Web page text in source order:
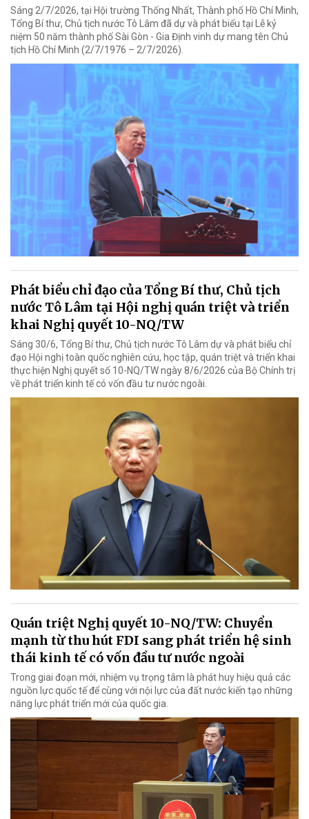
Sáng 2/7/2026, tại Hội trường Thống Nhất, Thành phố Hồ Chí Minh,
Tổng Bí thư, Chủ tịch nước Tô Lâm đã dự và phát biểu tại Lễ kỷ
niệm 50 năm thành phố Sài Gòn - Gia Định vinh dự mang tên Chủ
tịch Hồ Chí Minh (2/7/1976 – 2/7/2026).
Phát biểu chỉ đạo của Tổng Bí thư, Chủ tịch
nước Tô Lâm tại Hội nghị quán triệt và triển
khai Nghị quyết 10-NQ/TW
Sáng 30/6, Tổng Bí thư, Chủ tịch nước Tô Lâm dự và phát biểu chỉ
đạo Hội nghị toàn quốc nghiên cứu, học tập, quán triệt và triển khai
thực hiện Nghị quyết số 10-NQ/TW ngày 8/6/2026 của Bộ Chính trị
về phát triển kinh tế có vốn đầu tư nước ngoài.
Quán triệt Nghị quyết 10-NQ/TW: Chuyển
mạnh từ thu hút FDI sang phát triển hệ sinh
thái kinh tế có vốn đầu tư nước ngoài
Trong giai đoạn mới, nhiệm vụ trọng tâm là phát huy hiệu quả các
nguồn lực quốc tế để cùng với nội lực của đất nước kiến tạo những
năng lực phát triển mới của quốc gia.